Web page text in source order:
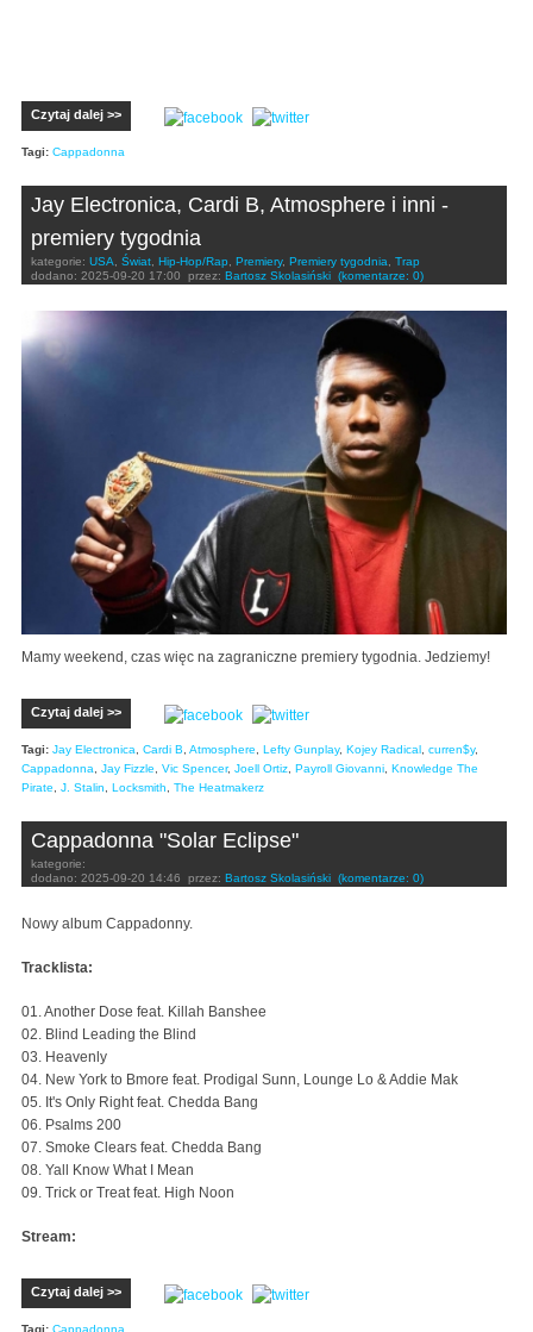
Czytaj dalej >>
Tagi: Cappadonna
Jay Electronica, Cardi B, Atmosphere i inni -
premiery tygodnia
kategorie: USA Świat Hip-Hop/Rap Premiery, Premiery tygodnia
Trap
dodano: 2025-09-20 17:00 przez: Bartosz Skolasiński (komentarze: 0)
Mamy weekend, czas więc na zagraniczne premiery tygodnia. Jedziemy!
Czytaj dalej >>
Tagi: Jay Electronica Cardi B Atmosphere Lefty Gunplay, Kojey Radical curren$y,
Cappadonna
Jay Fizzle Vic Spencer, Joell Ortiz Payroll Giovanni Knowledge The
Pirate
J. Stalin Locksmith The Heatmakerz
Cappadonna "Solar Eclipse"
kategorie:
dodano: 2025-09-20 14:46 przez: Bartosz Skolasiński (komentarze: 0)
Nowy album Cappadonny.
Tracklista:
01. Another Dose feat. Killah Banshee
02. Blind Leading the Blind
03. Heavenly
04. New York to Bmore feat. Prodigal Sunn, Lounge Lo & Addie Mak
05. It's Only Right feat. Chedda Bang
06. Psalms 200
07. Smoke Clears feat. Chedda Bang
08. Yall Know What I Mean
09. Trick or Treat feat. High Noon
Stream:
Czytaj dalej >>
Tagi: Cappadonna